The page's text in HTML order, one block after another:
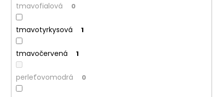
tmavofialová 0
tmavotyrkysová 1
tmavočervená 1
perleťovomodrá 0